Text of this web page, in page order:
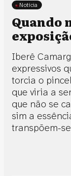
Notícia
Quando
Iberê
expressivos
torcia o
que viria a
que não se
sim a
transpõem-